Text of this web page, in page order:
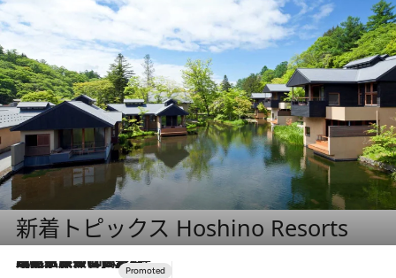
新着トピックス Hoshino Resorts
2026.7.31
【ホテル帰省】という選択肢をOMOが提案。家族とほどよい距離を保つには「昼は実家、夜は気兼ねなくホテルで！」